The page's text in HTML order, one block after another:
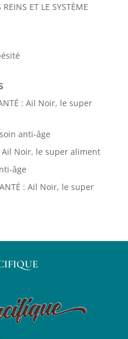
ET LE SYSTÈME
: Ail Noir, le super
anti-âge
: Ail Noir, le super aliment
âge
: Ail Noir, le super